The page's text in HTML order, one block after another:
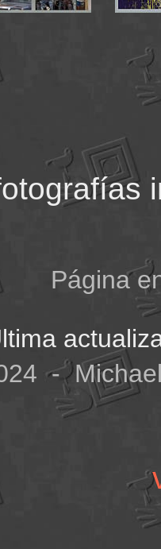
Página
-